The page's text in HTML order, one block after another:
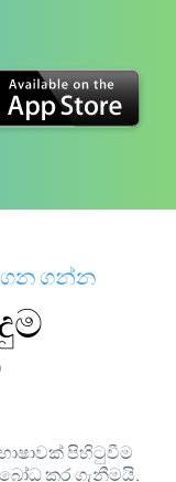
ගන්න
භාෂාවක් පිහිටුවීම
කර ගැනීමයි.